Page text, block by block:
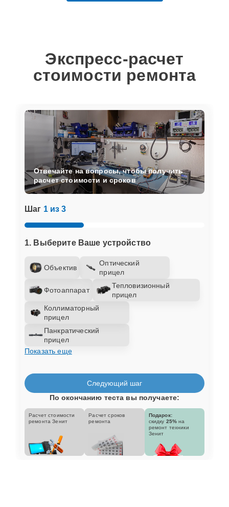
Экспресс-расчет
стоимости ремонта
Шаг 1 из 3
1. Выберите Ваше устройство
Объектив
Оптический
прицел
Фотоаппарат
Тепловизионный
прицел
Коллиматорный
прицел
Панкратический
прицел
Показать еще
Отвечайте на вопросы, чтобы получить
расчет стоимости и сроков
Следующий шаг
По окончанию теста вы получаете:
Расчет стоимости
ремонта Зенит
Расчет сроков
ремонта
Подарок:
скидку 25% на
ремонт техники
Зенит